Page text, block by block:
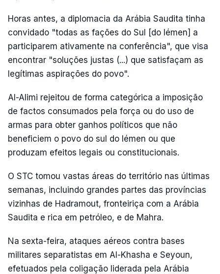
Horas antes, a diplomacia da Arábia Saudita tinha
convidado "todas as fações do Sul [do Iémen] a
participarem ativamente na conferência", que visa
encontrar "soluções justas (...) que satisfaçam as
legítimas aspirações do povo".
Al-Alimi rejeitou de forma categórica a imposição
de factos consumados pela força ou do uso de
armas para obter ganhos políticos que não
beneficiem o povo do sul do Iémen ou que
produzam efeitos legais ou constitucionais.
O STC tomou vastas áreas do território nas últimas
semanas, incluindo grandes partes das províncias
vizinhas de Hadramout, fronteiriça com a Arábia
Saudita e rica em petróleo, e de Mahra.
Na sexta-feira, ataques aéreos contra bases
militares separatistas em Al-Khasha e Seyoun,
efetuados pela coligação liderada pela Arábia